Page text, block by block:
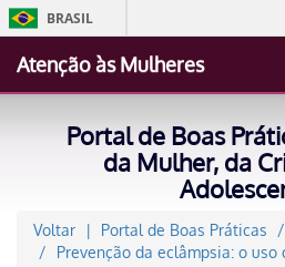
BRASIL
Atenção às Mulheres
Portal de Boas
da Mulher, da
Voltar Portal de Boas Práticas
Prevenção da eclâmpsia: o